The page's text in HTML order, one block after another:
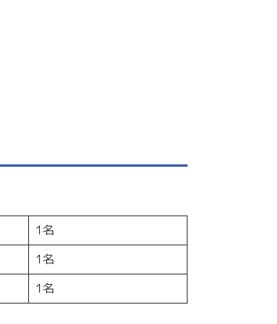
1名
1名
1名